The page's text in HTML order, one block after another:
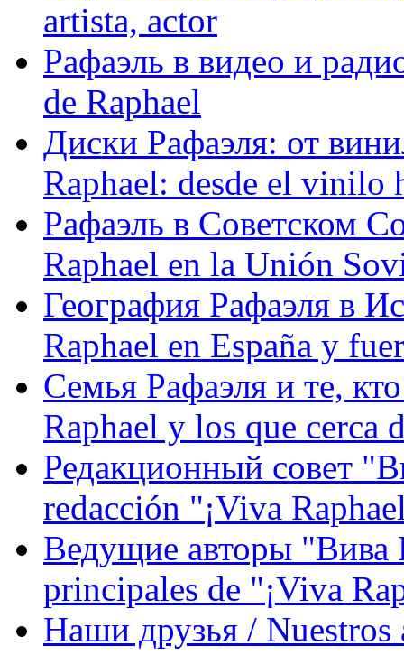
artista, actor
Рафаэль в видео и
de Raphael
Диски Рафаэля: от
Raphael: desde el vinilo
Рафаэль в Советском
Raphael en la Unión
География Рафаэля в
Raphael en España y
Семья Рафаэля и те,
Raphael y los que cerca
Редакционный совет
redacción "¡Viva
Ведущие авторы "Вива
principales de "¡Viva
Наши друзья / Nuestros